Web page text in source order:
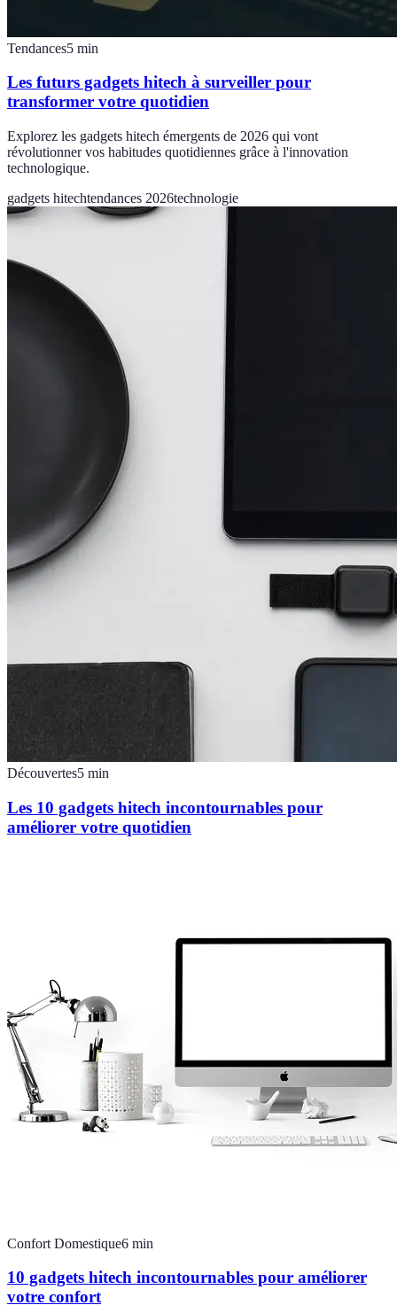
Tendances5 min
Les futurs gadgets hitech à surveiller pour
transformer votre quotidien
Explorez les gadgets hitech émergents de 2026 qui vont
révolutionner vos habitudes quotidiennes grâce à l'innovation
technologique.
gadgets hitechtendances 2026technologie
Découvertes5 min
Les 10 gadgets hitech incontournables pour
améliorer votre quotidien
Confort Domestique6 min
10 gadgets hitech incontournables pour améliorer
votre confort